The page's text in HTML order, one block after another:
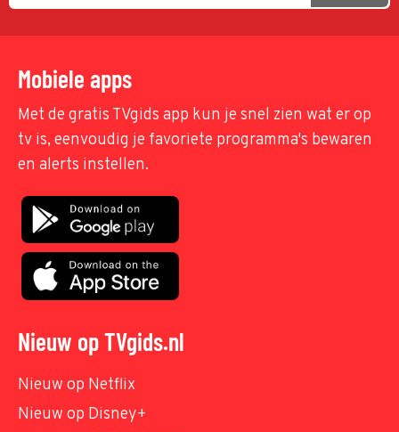
Mobiele apps
Met de gratis TVgids app kun je snel zien wat er op
tv is, eenvoudig je favoriete programma's bewaren
en alerts instellen.
Nieuw op TVgids.nl
Nieuw op Netflix
Nieuw op Disney+